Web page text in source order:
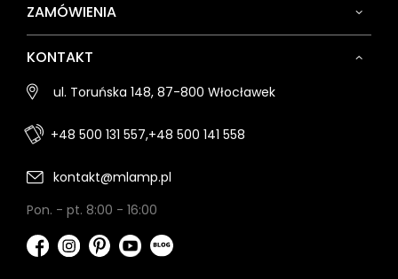
ZAMÓWIENIA
KONTAKT
ul. Toruńska 148, 87-800 Włocławek
+48 500 131 557,+48 500 141 558
kontakt@mlamp.pl
Pon. - pt. 8:00 - 16:00